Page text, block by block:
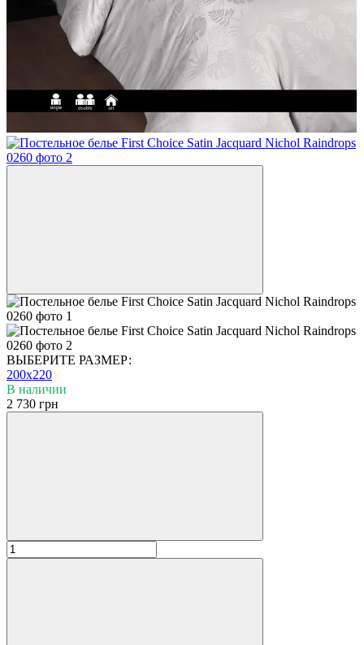
ВЫБЕРИТЕ РАЗМЕР:
200x220
В наличии
2 730 грн